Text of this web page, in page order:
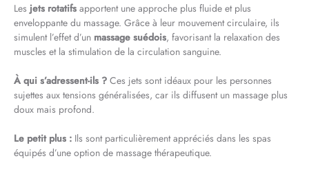
Les jets rotatifs apportent une approche plus fluide et plus
enveloppante du massage. Grâce à leur mouvement circulaire, ils
simulent l’effet d’un massage suédois, favorisant la relaxation des
muscles et la stimulation de la circulation sanguine.
À qui s’adressent-ils ? Ces jets sont idéaux pour les personnes
sujettes aux tensions généralisées, car ils diffusent un massage plus
doux mais profond.
Le petit plus : Ils sont particulièrement appréciés dans les spas
équipés d’une option de massage thérapeutique.